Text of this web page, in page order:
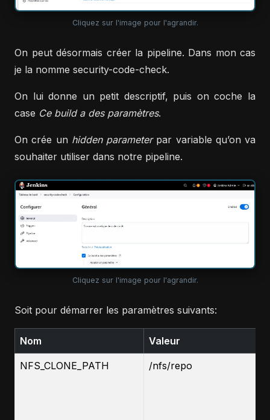
Cliquez sur l'image pour l'agrandir.
On peut désormais créer la pipeline. Dans mon cas
je la nomme security-code-check.
On lui donne un petit descriptif, puis on coche la
case Ce build a des paramètres.
On crée un hidden parameterpar variable qu’on va
souhaiter utiliser dans notre pipeline.
Cliquez sur l'image pour l'agrandir.
Soit pour démarrer les paramètres suivants:
Nom Valeur
NFS_CLONE_PATH /nfs/repo